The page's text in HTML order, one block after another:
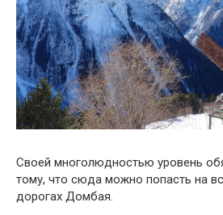
Своей многолюдностью уровень
тому, что сюда можно попасть на
дорогах Домбая.